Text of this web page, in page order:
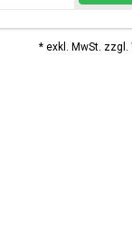
* exkl. MwSt. zzgl.